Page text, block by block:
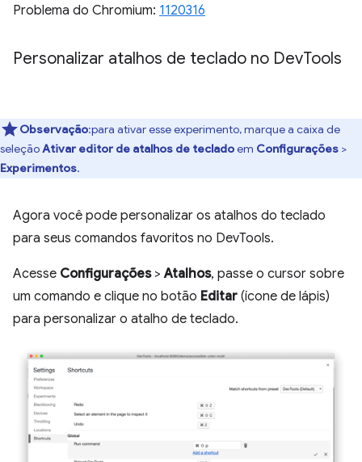
Problema do Chromium: 1120316
Personalizar atalhos de teclado no DevTools
Observação:para ativar esse experimento, marque a caixa de
seleçãoAtivar editor de atalhos de tecladoem Configurações >
Experimentos.
Agora você pode personalizar os atalhos do teclado
para seus comandos favoritos no DevTools.
Acesse Configurações>Atalhos, passe o cursor sobre
um comando e clique no botão Editar (ícone de lápis)
para personalizar o atalho de teclado.